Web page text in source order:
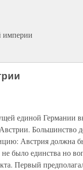
империи
единой Германии
Большинство
Австрия должна
было единства но
Первый